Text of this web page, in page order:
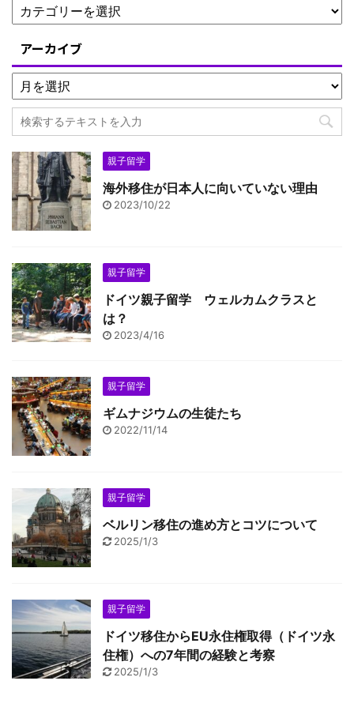
アーカイブ
親子留学
海外移住が日本人に向いていない理由
2023/10/22
親子留学
ドイツ親子留学 ウェルカムクラスと
は？
2023/4/16
親子留学
ギムナジウムの生徒たち
2022/11/14
親子留学
ベルリン移住の進め方とコツについて
2025/1/3
親子留学
ドイツ移住からEU永住権取得（ドイツ永
住権）への7年間の経験と考察
2025/1/3